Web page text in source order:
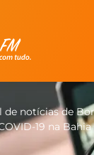
de notícias de
19 na